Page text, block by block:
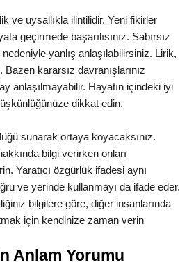
ve uysallıkla ilintilidir. Yeni fikirler
geçirmede başarılısınız. Sabırsız
nedeniyle yanlış anlaşılabilirsiniz. Lirik,
kararsız davranışlarınız
anlaşılmayabilir. Hayatın içindeki iyi
dikkat edin.
sunarak ortaya koyacaksınız.
bilgi verirken onları
Yaratıcı özgürlük ifadesi aynı
ve yerinde kullanmayı da ifade eder.
bilgilere göre, diğer insanlarında
için kendinize zaman verin
Anlam Yorumu